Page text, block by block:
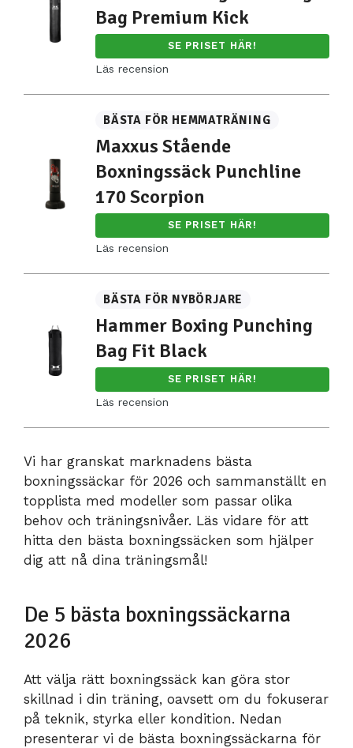
Bag Premium Kick
SE PRISET HÄR!
Läs recension
BÄSTA FÖR HEMMATRÄNING
Maxxus Stående
Boxningssäck Punchline
170 Scorpion
SE PRISET HÄR!
Läs recension
BÄSTA FÖR NYBÖRJARE
Hammer Boxing Punching
Bag Fit Black
SE PRISET HÄR!
Läs recension
Vi har granskat marknadens bästa
boxningssäckar för 2026 och sammanställt en
topplista med modeller som passar olika
behov och träningsnivåer. Läs vidare för att
hitta den bästa boxningssäcken som hjälper
dig att nå dina träningsmål!
De 5 bästa boxningssäckarna
2026
Att välja rätt boxningssäck kan göra stor
skillnad i din träning, oavsett om du fokuserar
på teknik, styrka eller kondition. Nedan
presenterar vi de bästa boxningssäckarna för